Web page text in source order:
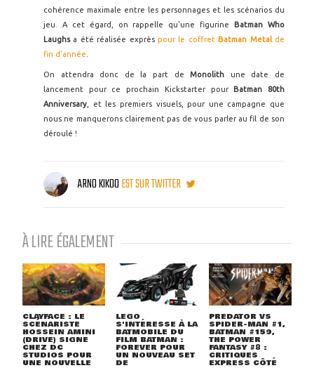
cohérence maximale entre les personnages et les scénarios du
jeu. A cet égard, on rappelle qu'une figurine Batman Who
Laughs a été réalisée exprèspour le coffretBatman Metal de
fin d'année
On attendra donc de la part deMonolith une date de
lancement pour ce prochain Kickstarter pour Batman 80th
Anniversary , et les premiers visuels, pour une campagne que
nous ne manquerons clairement pas de vous parler au fil de son
déroulé !
ARNO KIKOOEST SUR TWITTER
À LIRE ÉGALEMENT
CLAYFACE : LE
SCÉNARISTE
HOSSEIN AMINI
(DRIVE) SIGNE
CHEZ DC
STUDIOS POUR
UNE NOUVELLE
LEGO
S'INTÉRESSE À LA
BATMOBILE DU
FILM BATMAN :
FOREVER POUR
UN NOUVEAU SET
DE
PREDATOR VS
SPIDER-MAN #1,
BATMAN #159,
THE POWER
FANTASY #8 :
CRITIQUES
EXPRESS CÔTÉ